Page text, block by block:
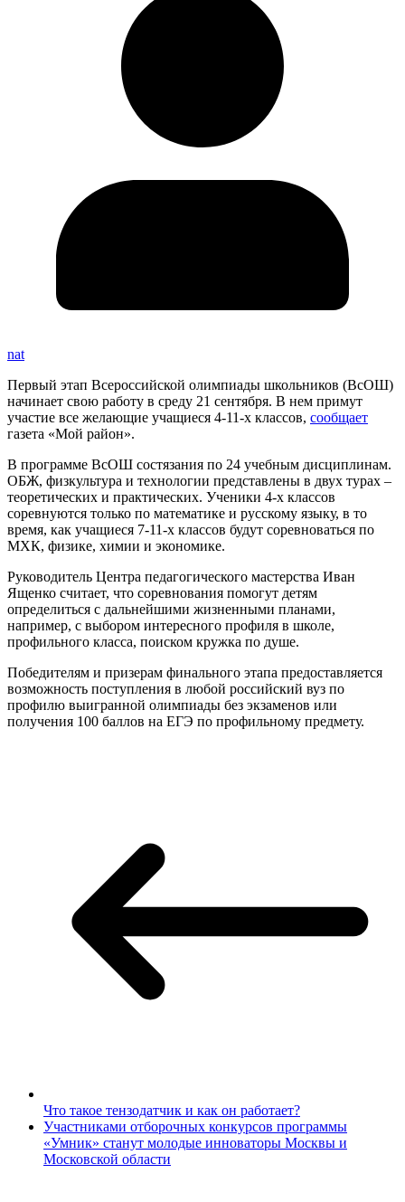
nat
Первый этап Всероссийской олимпиады школьников (ВсОШ)
начинает свою работу в среду 21 сентября. В нем примут
участие все желающие учащиеся 4-11-х классов, сообщает
газета «Мой район».
В программе ВсОШ состязания по 24 учебным дисциплинам.
ОБЖ, физкультура и технологии представлены в двух турах –
теоретических и практических. Ученики 4-х классов
соревнуются только по математике и русскому языку, в то
время, как учащиеся 7-11-х классов будут соревноваться по
МХК, физике, химии и экономике.
Руководитель Центра педагогического мастерства Иван
Ященко считает, что соревнования помогут детям
определиться с дальнейшими жизненными планами,
например, с выбором интересного профиля в школе,
профильного класса, поиском кружка по душе.
Победителям и призерам финального этапа предоставляется
возможность поступления в любой российский вуз по
профилю выигранной олимпиады без экзаменов или
получения 100 баллов на ЕГЭ по профильному предмету.
Что такое тензодатчик и как он работает?
Участниками отборочных конкурсов программы
«Умник» станут молодые инноваторы Москвы и
Московской области